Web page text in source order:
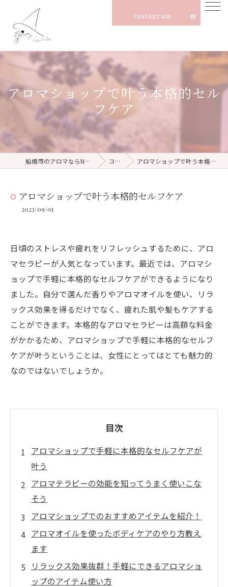
Instagram
アロマショップで叶う本格的セル
フケア
船橋市のアロマならNatural Witch コラム アロマショップで叶う本格的セルフケア
アロマショップで叶う本格的セルフケア
2023/09/01
日頃のストレスや疲れをリフレッシュするために、アロ
マセラピーが人気となっています。最近では、アロマシ
ョップで手軽に本格的なセルフケアができるようになり
ました。自分で選んだ香りやアロマオイルを使い、リラ
ックス効果を得るだけでなく、疲れた肌や髪もケアする
ことができます。本格的なアロマセラピーは高額な料金
がかかるため、アロマショップで手軽に本格的なセルフ
ケアが叶うということは、女性にとってはとても魅力的
なのではないでしょうか。
目次
アロマショップで手軽に本格的なセルフケアが
叶う
アロマテラピーの効能を知ってうまく使いこな
そう
アロマショップでのおすすめアイテムを紹介！
アロマオイルを使ったボディケアのやり方教え
ます
リラックス効果抜群！手軽にできるアロマショ
ップのアイテム使い方